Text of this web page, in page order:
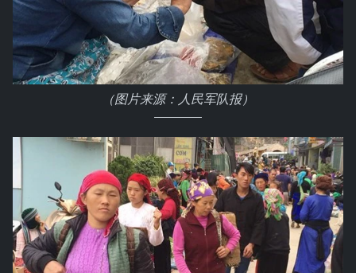
（图片来源：人民军队报）